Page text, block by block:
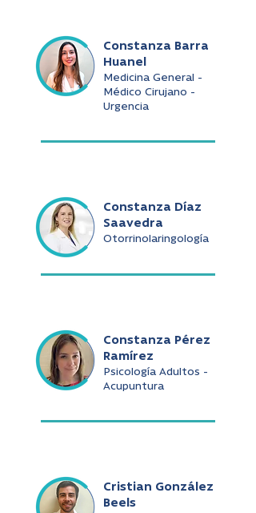
Constanza Barra
Huanel
Medicina General -
Médico Cirujano -
Urgencia
Constanza Díaz
Saavedra
Otorrinolaringología
Constanza Pérez
Ramírez
Psicología Adultos -
Acupuntura
Cristian González
Beels